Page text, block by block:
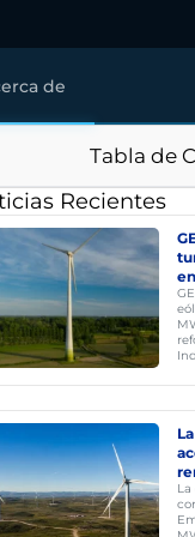
de
Tabla de
Recientes